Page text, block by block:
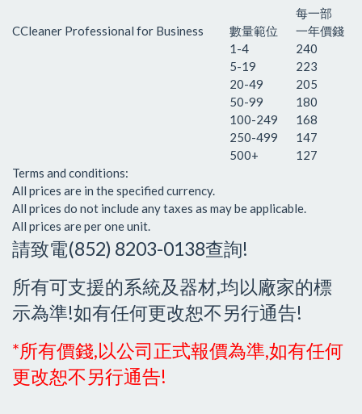
每一部
CCleaner Professional for Business
數量範位
一年價錢
1-4
240
5-19
223
20-49
205
50-99
180
100-249
168
250-499
147
500+
127
Terms and conditions:
All prices are in the specified currency.
All prices do not include any taxes as may be applicable.
All prices are per one unit.
請致電(852) 8203-0138查詢!
所有可支援的系統及器材,均以廠家的標
示為準!如有任何更改恕不另行通告!
*所有價錢,以公司正式報價為準,如有任何
更改恕不另行通告!